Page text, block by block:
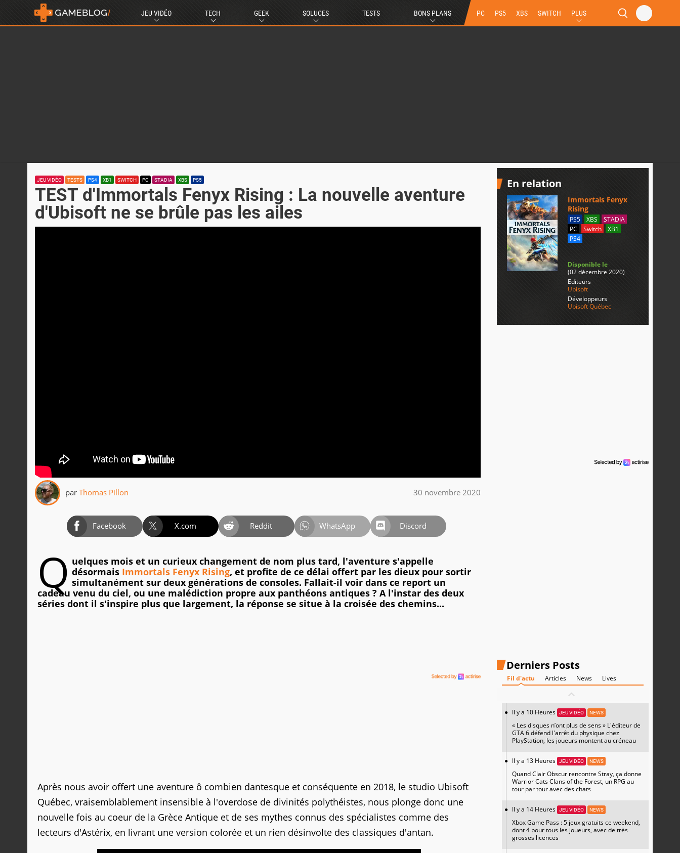
JEU VIDÉO TECH GEEK SOLUCES TESTS BONS PLANS PC PS5 XBS SWITCH PLUS
JEU VIDÉO TESTS PS4 XB1 SWITCH PC STADIA XBS PS5
TEST d'Immortals Fenyx Rising : La nouvelle aventure
d'Ubisoft ne se brûle pas les ailes
par Thomas Pillon 30 novembre 2020
Facebook X.com Reddit WhatsApp Discord
Q uelques mois et un curieux changement de nom plus tard, l'aventure s'appelle
désormais Immortals Fenyx Rising, et profite de ce délai offert par les dieux pour sortir
simultanément sur deux générations de consoles. Fallait-il voir dans ce report un
cadeau venu du ciel, ou une malédiction propre aux panthéons antiques ? A l'instar des deux
séries dont il s'inspire plus que largement, la réponse se situe à la croisée des chemins...
Après nous avoir offert une aventure ô combien dantesque et conséquente en 2018, le studio Ubisoft
Québec, vraisemblablement insensible à l'overdose de divinités polythéistes, nous plonge donc une
nouvelle fois au coeur de la Grèce Antique et de ses mythes connus des spécialistes comme des
lecteurs d'Astérix, en livrant une version colorée et un rien désinvolte des classiques d'antan.
En relation
Immortals Fenyx
Rising
PS5 XBS
STADIA
PC
Switch
XB1
PS4
Disponible le
(02 décembre 2020)
Editeurs
Ubisoft
Développeurs
Ubisoft Québec
Derniers Posts
Fil d'actu Articles News Lives
Il y a 10 Heures JEU VIDÉO NEWS
« Les disques n’ont plus de sens » L'éditeur de
GTA 6 défend l'arrêt du physique chez
PlayStation, les joueurs montent au créneau
Il y a 13 Heures JEU VIDÉO NEWS
Quand Clair Obscur rencontre Stray, ça donne
Warrior Cats Clans of the Forest, un RPG au
tour par tour avec des chats
Il y a 14 Heures JEU VIDÉO NEWS
Xbox Game Pass : 5 jeux gratuits ce weekend,
dont 4 pour tous les joueurs, avec de très
grosses licences